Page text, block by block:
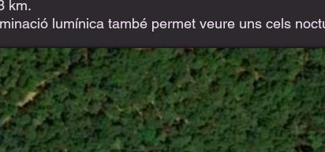
km.
lumínica també permet veure uns cels